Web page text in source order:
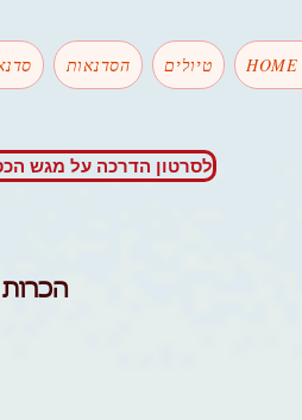
הסדנאות טיולים
לסרטון הדרכה על מגש